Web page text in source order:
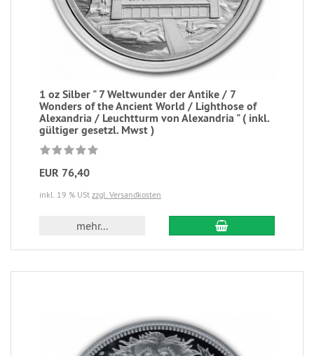
1 oz Silber " 7 Weltwunder der Antike / 7
Wonders of the Ancient World / Lighthose of
Alexandria / Leuchtturm von Alexandria " ( inkl.
gültiger gesetzl. Mwst )
EUR 76,40
inkl. 19 % USt zzgl. Versandkosten
mehr...